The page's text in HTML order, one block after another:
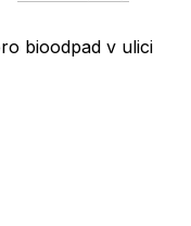
bioodpad v ulici